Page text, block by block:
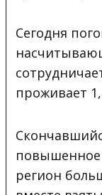
Сегодня
проживает
повышенное
регион